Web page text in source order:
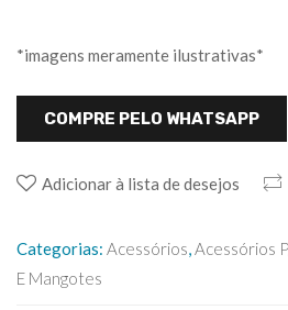
*imagens meramente ilustrativas*
COMPRE PELO WHATSAPP
Adicionar à lista de desejos
Categorias: Acessórios,Acessórios
E Mangotes